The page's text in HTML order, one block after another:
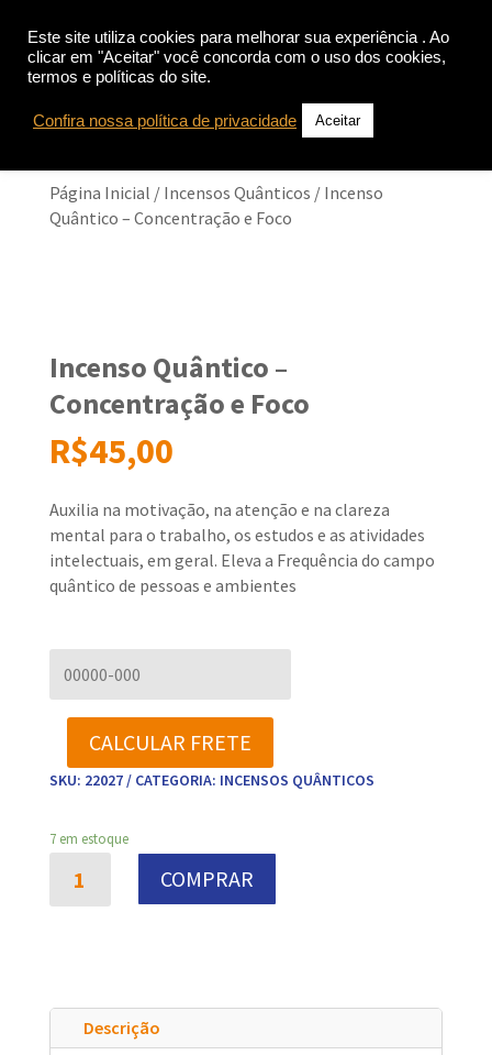
Página Inicial / Incensos Quânticos / Incenso
Quântico – Concentração e Foco
Incenso Quântico –
Concentração e Foco
R$45,00
Auxilia na motivação, na atenção e na clareza
mental para o trabalho, os estudos e as atividades
intelectuais, em geral. Eleva a Frequência do campo
quântico de pessoas e ambientes
SKU: 22027 CATEGORIA: INCENSOS QUÂNTICOS
7 em estoque
Quântico
quantidade
COMPRAR
Descrição
Este site utiliza cookies para melhorar sua experiência . Ao
clicar em "Aceitar" você concorda com o uso dos cookies,
termos e políticas do site.
Confira nossa política de privacidade Aceitar